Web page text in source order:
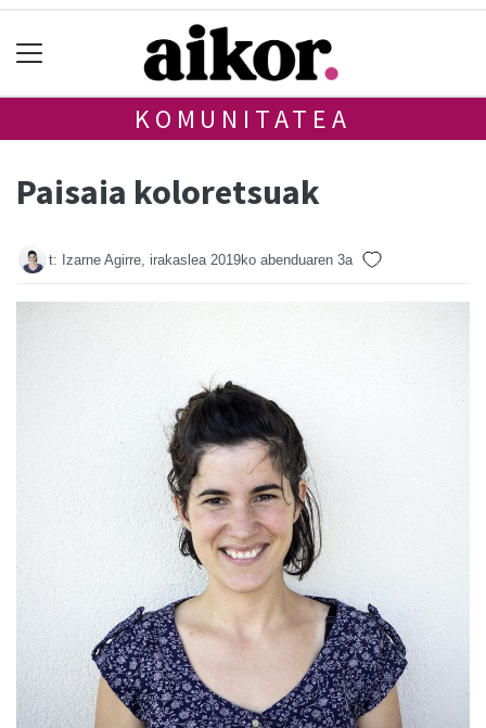
KOMUNITATEA
Paisaia koloretsuak
t: Izarne Agirre, irakaslea 2019ko abenduaren 3a